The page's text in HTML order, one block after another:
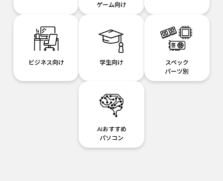
ゲーム向け
ビジネス向け 学生向け
スペック
パーツ別
AIおすすめ
パソコン